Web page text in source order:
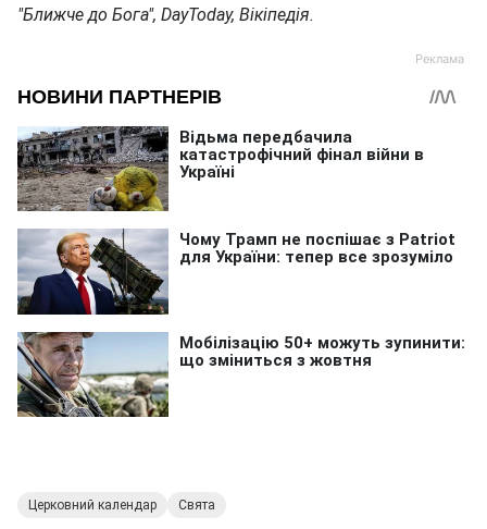
"Ближче до Бога", DayToday, Вікіпедія.
Церковний календар Свята